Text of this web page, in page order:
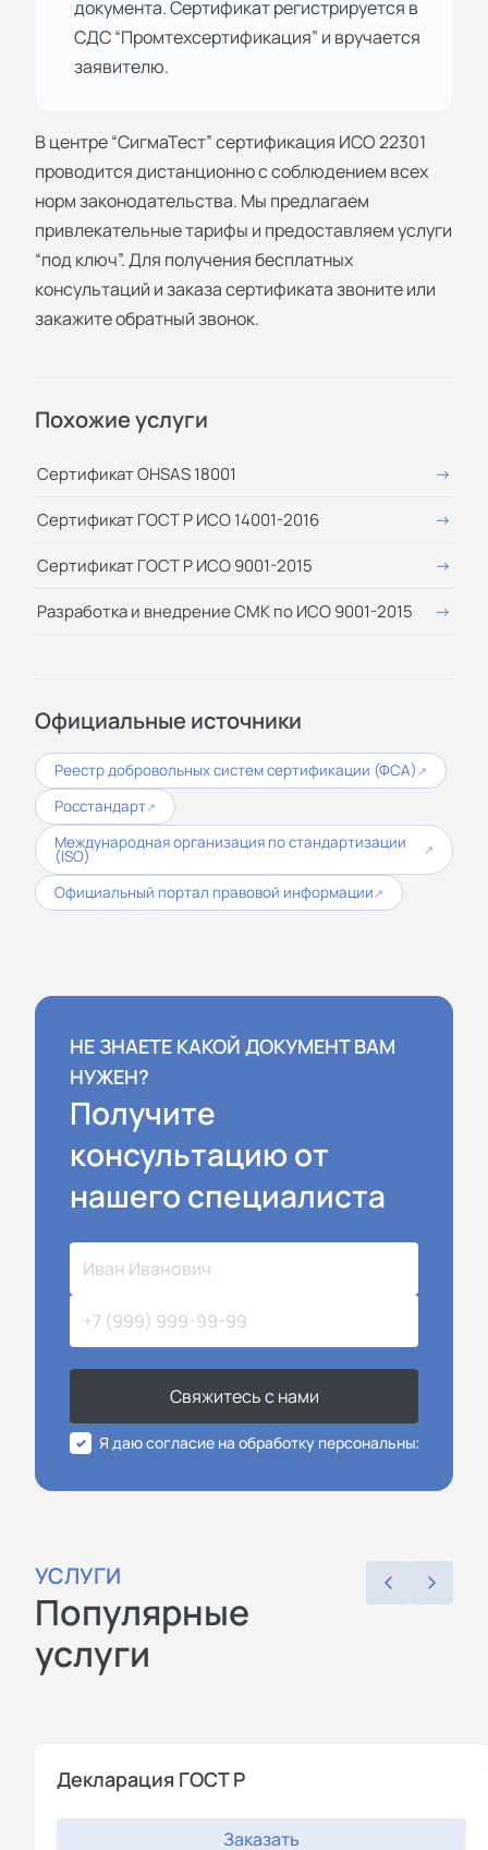
документа. Сертификат регистрируется в
СДС “Промтехсертификация” и вручается
заявителю.
В центре “СигмаТест” сертификация ИСО 22301
проводится дистанционно с соблюдением всех
норм законодательства. Мы предлагаем
привлекательные тарифы и предоставляем услуги
“под ключ”. Для получения бесплатных
консультаций и заказа сертификата звоните или
закажите обратный звонок.
Похожие услуги
Сертификат OHSAS 18001
Сертификат ГОСТ Р ИСО 14001-2016
Сертификат ГОСТ Р ИСО 9001-2015
Разработка и внедрение СМК по ИСО 9001-2015
Официальные источники
Реестр добровольных систем сертификации (ФСА) ↗
Росстандарт↗
Международная организация по стандартизации
(ISO) ↗
Официальный портал правовой информации ↗
НЕ ЗНАЕТЕ КАКОЙ ДОКУМЕНТ ВАМ
НУЖЕН?
Получите
консультацию от
нашего специалиста
Свяжитесь с нами
Я даю согласие на обработку персональных
УСЛУГИ
Популярные
услуги
Декларация ГОСТ Р
Заказать